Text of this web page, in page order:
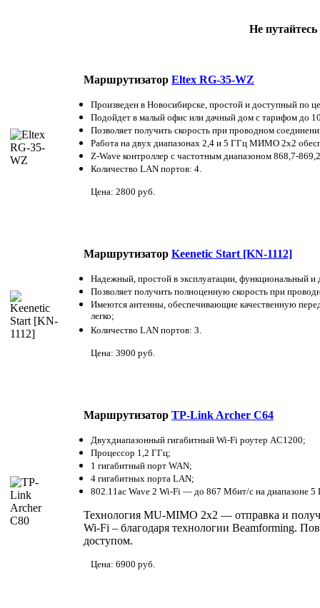
Не
Маршрутизатор Eltex RG-35-WZ
Произведен в Новосибирске, простой и доступный по
Подойдет в малый офис или дачный дом с тарифом до
Позволяет получить скорость при проводном
Работа на двух диапазонах 2,4 и 5 ГГц МИМО 2х2
Z-Wave контроллер с частотным диапазоном 868,7-
Количество LAN портов: 4.
Цена: 2800 руб.
Маршрутизатор Keenetic Start [KN-1112]
Надежный, простой в эксплуатации, функциональный и
Позволяет получить полноценную скорость при
Имеются антенны, обеспечивающие качественную
легко;
Количество LAN портов: 3.
Цена: 3900 руб.
Маршрутизатор TP-Link Archer С64
Двухдиапазонный гигабитный Wi-Fi роутер AC1200;
Процессор 1,2 ГГц;
1 гигабитный порт WAN;
4 гигабитных порта LAN;
802.11ac Wave 2 Wi-Fi — до 867 Мбит/с на диапазоне
Технология MU-MIMO 2x2 — отправка и
Wi-Fi – благодаря технологии Beamforming.
доступом.
Цена: 6900 руб.